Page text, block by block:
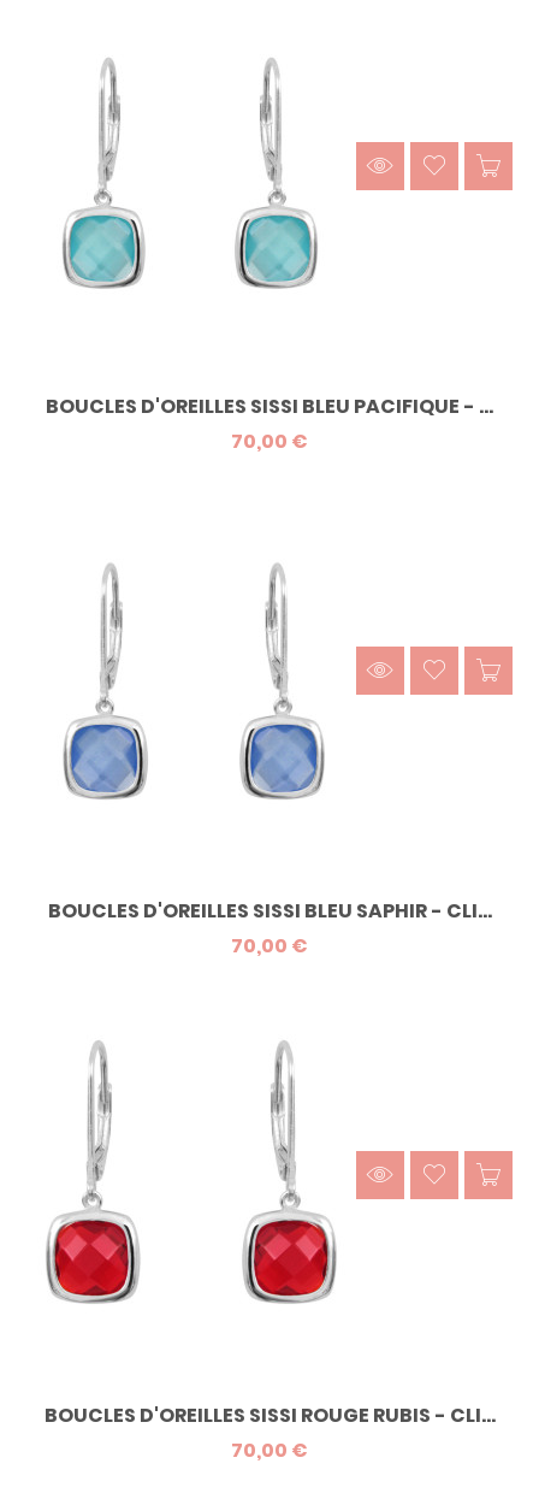
BOUCLES D'OREILLES SISSI BLEU PACIFIQUE - ...
70,00 €
BOUCLES D'OREILLES SISSI BLEU SAPHIR - CLI...
70,00 €
BOUCLES D'OREILLES SISSI ROUGE RUBIS - CLI...
70,00 €